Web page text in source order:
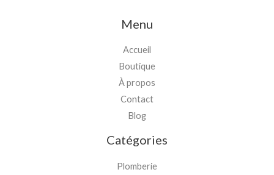
Menu
Accueil
Boutique
À propos
Contact
Blog
Catégories
Plomberie